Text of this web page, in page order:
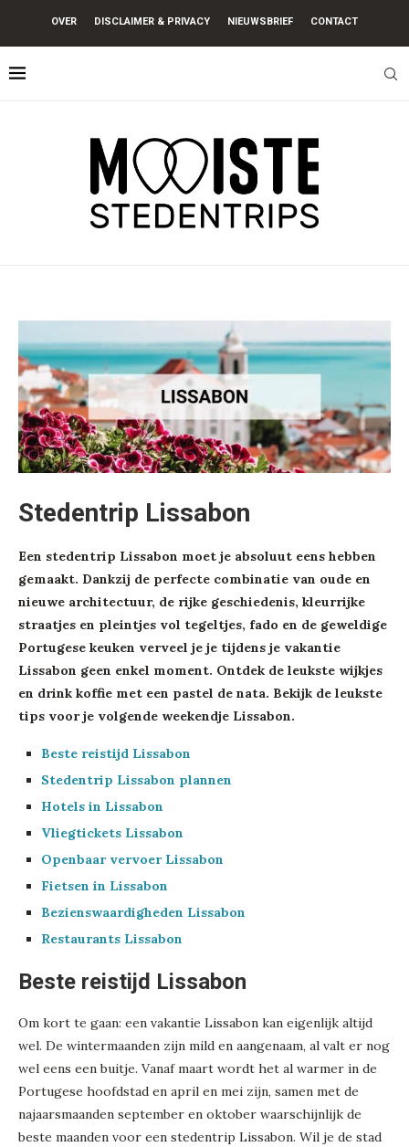
OVER DISCLAIMER & PRIVACY NIEUWSBRIEF CONTACT
Stedentrip Lissabon
Een stedentrip Lissabon moet je absoluut eens hebben
gemaakt. Dankzij de perfecte combinatie van oude en
nieuwe architectuur, de rijke geschiedenis, kleurrijke
straatjes en pleintjes vol tegeltjes, fado en de geweldige
Portugese keuken verveel je je tijdens je vakantie
Lissabon geen enkel moment. Ontdek de leukste wijkjes
en drink koffie met een pastel de nata. Bekijk de leukste
tips voor je volgende weekendje Lissabon.
Beste reistijd Lissabon
Stedentrip Lissabon plannen
Hotels in Lissabon
Vliegtickets Lissabon
Openbaar vervoer Lissabon
Fietsen in Lissabon
Bezienswaardigheden Lissabon
Restaurants Lissabon
Beste reistijd Lissabon
Om kort te gaan: een vakantie Lissabon kan eigenlijk altijd
wel. De wintermaanden zijn mild en aangenaam, al valt er nog
wel eens een buitje. Vanaf maart wordt het al warmer in de
Portugese hoofdstad en april en mei zijn, samen met de
najaarsmaanden september en oktober waarschijnlijk de
beste maanden voor een stedentrip Lissabon. Wil je de stad